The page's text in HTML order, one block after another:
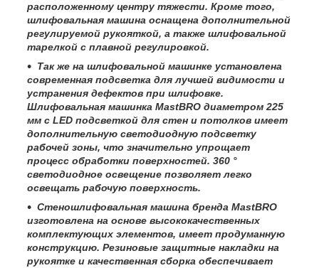
расположенному центру тяжести. Кроме того,
шлифовальная машина оснащена дополнительной
регулируемой рукояткой, а также шлифовальной
тарелкой с плавной регулировкой.
Так же на шлифовальной машинке установлена
современная подсветка для лучшей видимости и
устранения дефектов при шлифовке.
Шлифовальная машинка MastBRO диаметром 225
мм с LED подсветкой для стен и потолков имеет
дополнительную светодиодную подсветку
рабочей зоны, что значительно упрощает
процесс обработки поверхностей. 360 °
светодиодное освещение позволяет легко
освещать рабочую поверхность.
Стеношлифовальная машина бренда MastBRO
изготовлена на основе высококачественных
комплектующих элементов, имеет продуманную
конструкцию. Резиновые защитные накладки на
рукоятке и качественная сборка обеспечивает